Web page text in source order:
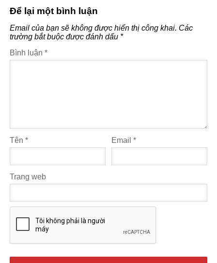
Để lại một bình luận
Email của bạn sẽ không được hiển thị công khai. Các
trường bắt buộc được đánh dấu *
Bình luận *
Tên * Email*
Trang web